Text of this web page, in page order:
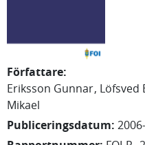
Författare:
Eriksson Gunnar Löfsved
Mikael
Publiceringsdatum: